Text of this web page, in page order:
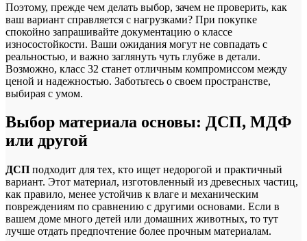
Поэтому, прежде чем делать выбор, зачем не проверить, как
ваш вариант справляется с нагрузками? При покупке
спокойно запрашивайте документацию о классе
износостойкости. Ваши ожидания могут не совпадать с
реальностью, и важно заглянуть чуть глубже в детали.
Возможно, класс 32 станет отличным компромиссом между
ценой и надежностью. Заботьтесь о своем пространстве,
выбирая с умом.
Выбор материала основы: ДСП, МДФ
или другой
ДСП подходит для тех, кто ищет недорогой и практичный
вариант. Этот материал, изготовленный из древесных частиц,
как правило, менее устойчив к влаге и механическим
повреждениям по сравнению с другими основами. Если в
вашем доме много детей или домашних животных, то тут
лучше отдать предпочтение более прочным материалам.